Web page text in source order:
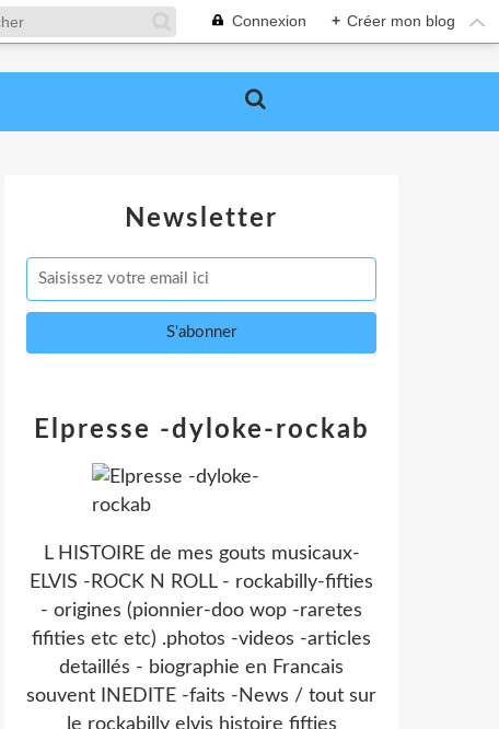
Connexion + Créer mon blog
Newsletter
Elpresse -dyloke-rockab
L HISTOIRE de mes gouts musicaux-
ELVIS -ROCK N ROLL - rockabilly-fifties
- origines (pionnier-doo wop -raretes
fifities etc etc) .photos -videos -articles
detaillés - biographie en Francais
souvent INEDITE -faits -News / tout sur
le rockabilly elvis histoire fifties